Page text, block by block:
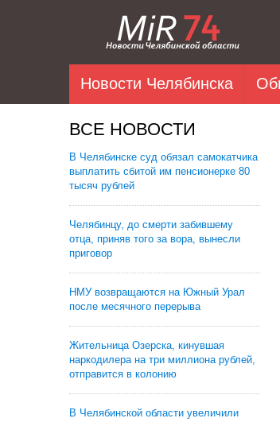
Новости Челябинска
ВСЕ НОВОСТИ
В Челябинске суд обязал самокатчика
выплатить сбитой им пенсионерке 80
тысяч рублей
Челябинцу, до смерти забившему
отца, приняв того за вора, вынесли
приговор
НМУ возвращаются на Южный Урал
после месячного перерыва
Жительница Озерска, кинувшая
наркодилера на три миллиона рублей,
отправится в колонию
В Челябинской области увеличили